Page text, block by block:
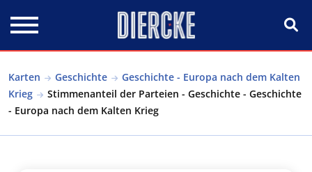
Karten Geschichte
Geschichte - Europa nach dem Kalten
Krieg
Stimmenanteil der Parteien - Geschichte - Geschichte
- Europa nach dem Kalten Krieg